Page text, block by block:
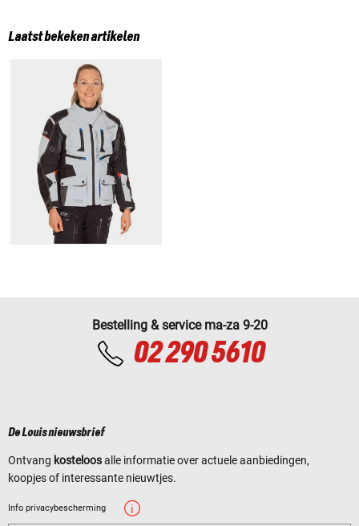
Laatst bekeken artikelen
Bestelling & service ma-za 9-20
02 290 5610
De Louis nieuwsbrief
Ontvang kosteloosalle informatie over actuele aanbiedingen,
koopjes of interessante nieuwtjes.
Info privacybescherming